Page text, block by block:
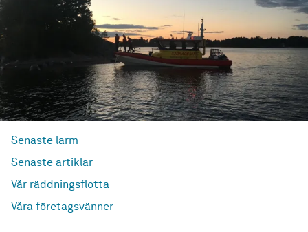
Senaste larm
Senaste artiklar
Vår räddningsflotta
Våra företagsvänner